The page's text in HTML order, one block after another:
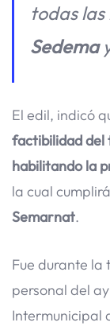
todas
Sedema
El edil, indicó
factibilidad del
habilitando la
la cual
Semarnat.
Fue durante la
personal del
Intermunicipal